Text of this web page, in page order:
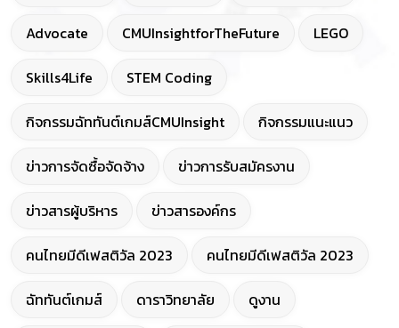
Advocate CMUInsightforTheFuture LEGO
Skills4Life STEM Coding
กิจกรรมฉัททันต์เกมส์CMUInsight กิจกรรมแนะแนว
ข่าวการจัดซื้อจัดจ้าง ข่าวการรับสมัครงาน
ข่าวสารผู้บริหาร ข่าวสารองค์กร
คนไทยมีดีเฟสติวัล 2023 คนไทยมีดีเฟสติวัล 2023
ฉัททันต์เกมส์ ดาราวิทยาลัย ดูงาน